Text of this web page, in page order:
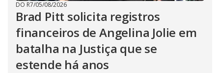
DO R7/05/08/2026
Brad Pitt solicita registros
financeiros de Angelina Jolie em
batalha na Justiça que se
estende há anos